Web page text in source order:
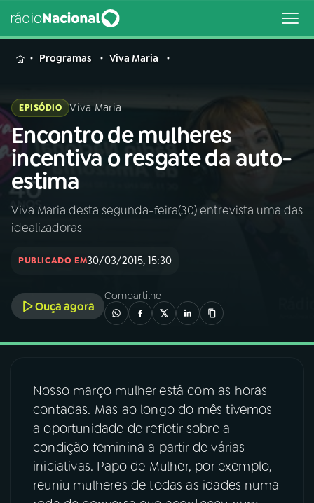
MENU
Buscar
na
Rádio
Nacional
Buscar
AO VIVO
INÍCIO
A RÁDIO
03PROGRAMAÇÃO
04PROGRAMAS
PODCASTS
06VIDEOCASTS
Programas Viva Maria
EPISÓDIO Viva Maria
Encontro de mulheres
incentiva o resgate da auto-
estima
Viva Maria desta segunda-feira(30) entrevista uma das
idealizadoras
PUBLICADO EM30/03/2015, 15:30
Ouça agora
Compartilhe
Nosso março mulher está com as horas
contadas. Mas ao longo do mês tivemos
a oportunidade de refletir sobre a
condição feminina a partir de várias
iniciativas. Papo de Mulher, por exemplo,
reuniu mulheres de todas as idades numa